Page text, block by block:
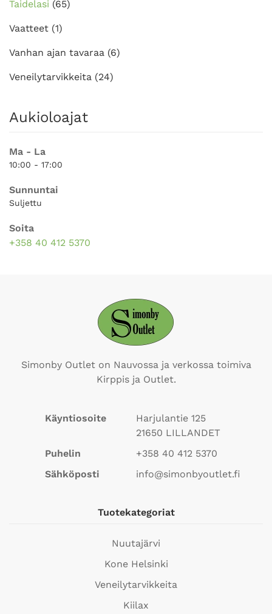
Taidelasi (65)
Vaatteet (1)
Vanhan ajan tavaraa (6)
Veneilytarvikkeita (24)
Aukioloajat
Ma - La
10:00 - 17:00
Sunnuntai
Suljettu
Soita
+358 40 412 5370
Simonby Outlet on Nauvossa ja verkossa toimiva
Kirppis ja Outlet.
Käyntiosoite
Harjulantie 125
21650 LILLANDET
Puhelin
+358 40 412 5370
Sähköposti
info@simonbyoutlet.fi
Tuotekategoriat
Nuutajärvi
Kone Helsinki
Veneilytarvikkeita
Kiilax